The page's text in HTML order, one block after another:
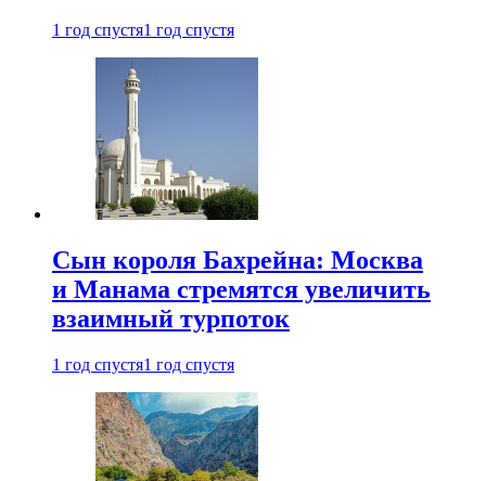
1 год спустя1 год спустя
Сын короля Бахрейна: Москва
и Манама стремятся увеличить
взаимный турпоток
1 год спустя1 год спустя